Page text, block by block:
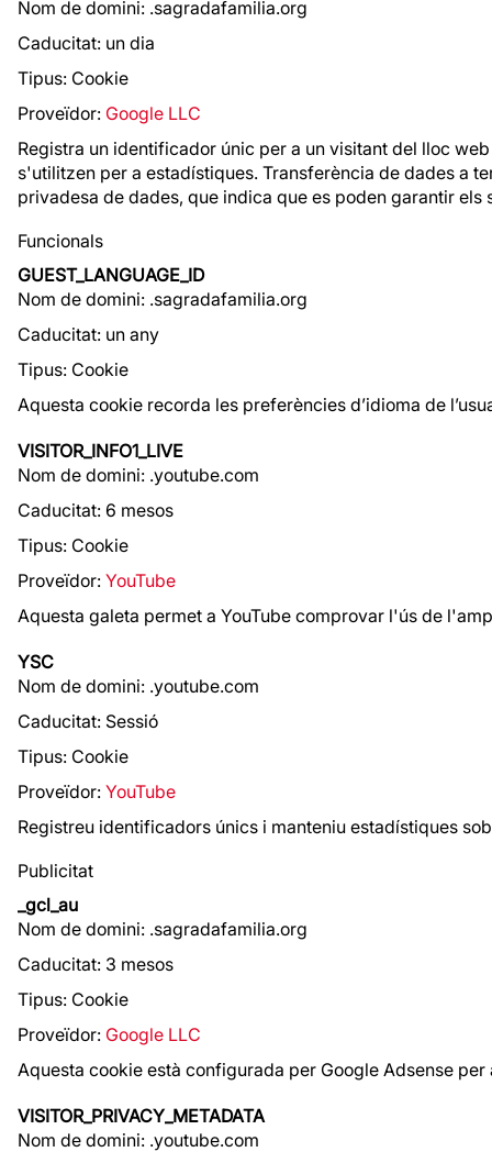
Nom de domini: .sagradafamilia.org
Caducitat: un dia
Tipus: Cookie
Proveïdor: Google LLC
Registra un identificador únic per a un visitant del lloc
s'utilitzen per a estadístiques. Transferència de dades a
privadesa de dades, que indica que es poden garantir els
Funcionals
GUEST_LANGUAGE_ID
Nom de domini: .sagradafamilia.org
Caducitat: un any
Tipus: Cookie
Aquesta cookie recorda les preferències d’idioma de
VISITOR_INFO1_LIVE
Nom de domini: .youtube.com
Caducitat: 6 mesos
Tipus: Cookie
Proveïdor: YouTube
Aquesta galeta permet a YouTube comprovar l'ús de
YSC
Nom de domini: .youtube.com
Caducitat: Sessió
Tipus: Cookie
Proveïdor: YouTube
Registreu identificadors únics i manteniu estadístiques
Publicitat
_gcl_au
Nom de domini: .sagradafamilia.org
Caducitat: 3 mesos
Tipus: Cookie
Proveïdor: Google LLC
Aquesta cookie està configurada per Google Adsense
VISITOR_PRIVACY_METADATA
Nom de domini: .youtube.com